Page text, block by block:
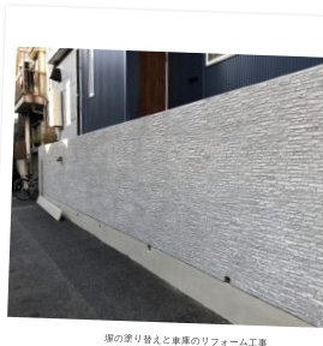
塀の塗り替えと車庫のリフォーム工事